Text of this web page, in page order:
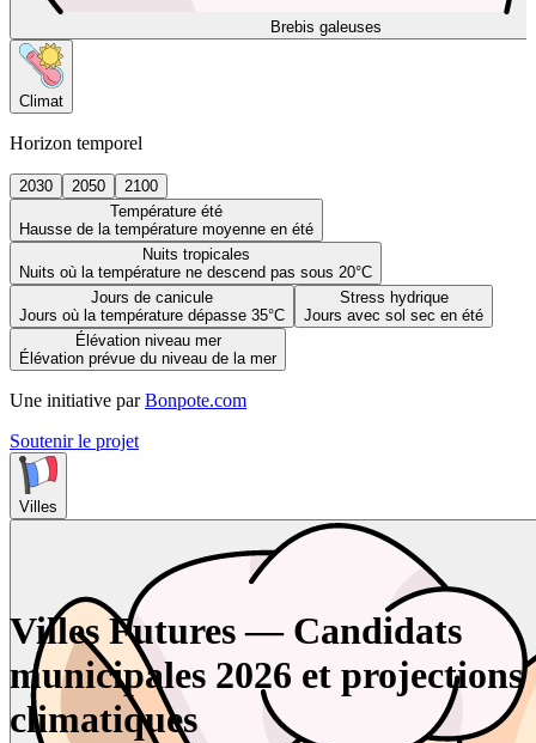
Brebis galeuses
Climat
Horizon temporel
2030 2050
2100
Température été
Hausse de la température moyenne en été
Nuits tropicales
Nuits où la température ne descend pas sous 20°C
Jours de canicule
Jours où la température dépasse 35°C
Stress hydrique
Jours avec sol sec en été
Élévation niveau mer
Élévation prévue du niveau de la mer
Une initiative par Bonpote.com
Soutenir le projet
Villes
Villes Futures — Candidats
municipales 2026 et projections
climatiques